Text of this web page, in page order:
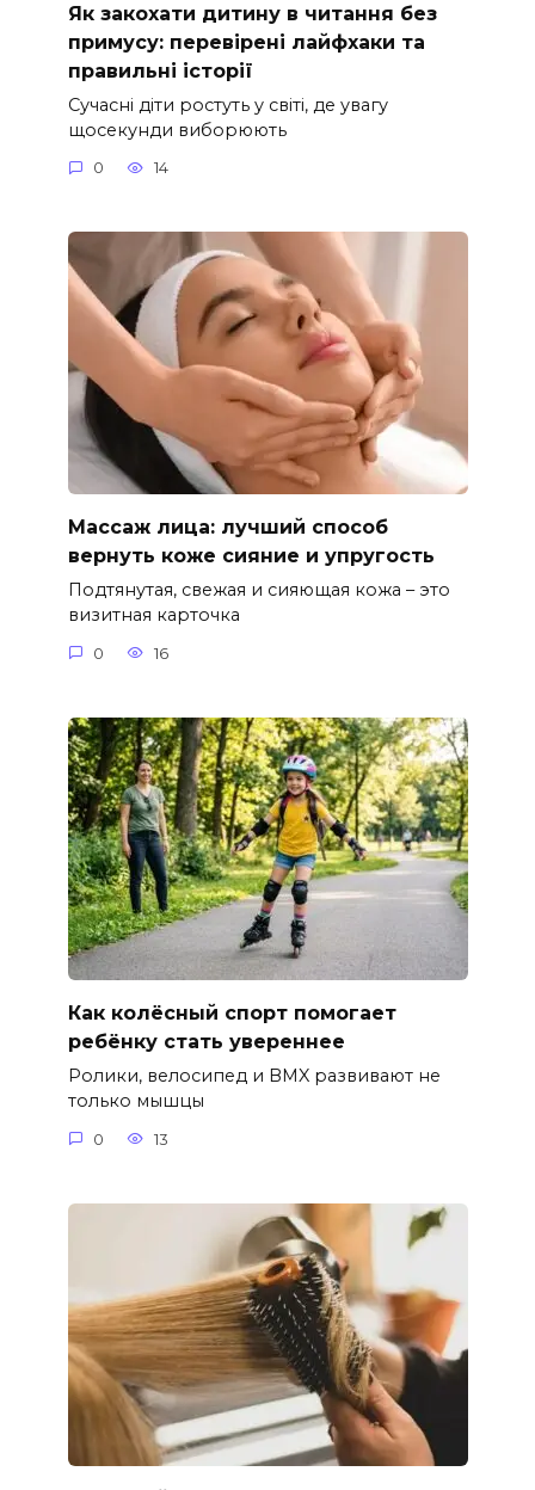
Як закохати дитину в читання без
примусу: перевірені лайфхаки та
правильні історії
Сучасні діти ростуть у світі, де увагу
щосекунди виборюють
0 14
Массаж лица: лучший способ
вернуть коже сияние и упругость
Подтянутая, свежая и сияющая кожа – это
визитная карточка
0 16
Как колёсный спорт помогает
ребёнку стать увереннее
Ролики, велосипед и BMX развивают не
только мышцы
0 13